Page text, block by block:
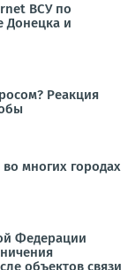
ВСУ по
Донецка и
Реакция
многих городах
Федерации
объектов связи